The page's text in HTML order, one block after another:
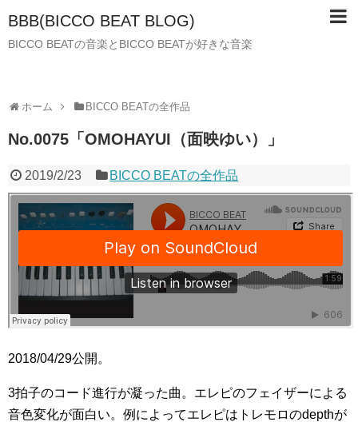
BBB(BICCO BEAT BLOG)
BICCO BEATの音楽とBICCO BEATが好きな音楽
ホーム BICCO BEATの全作品
No.0075「OMOHAYUI（面映ゆい）」
2019/2/23 BICCO BEATの全作品
2018/04/29公開。
3拍子のコード進行が凝った曲。エレピのフェイザーによる
音色変化が面白い。例によってエレピはトレモロのdepthが